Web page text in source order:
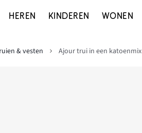
HEREN KINDEREN WONEN
& vesten Ajour trui in een katoenmix